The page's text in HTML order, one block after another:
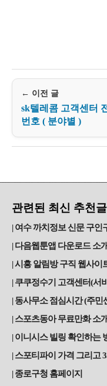
← 이전 글
sk텔레콤 고객센터
번호 ( 분야별 )
관련된 최신 추천글
여수 까치정보 신문 구인
다음웹툰앱 다운로드 소개
시흥 알림방 구직 웹사이
쿠쿠정수기 고객센터(서
동사무소 점심시간 (주민
스포츠동아 무료만화 소개
이니시스 빌링 확인하는
스포티파이 가격 그리고
종로구청 홈페이지